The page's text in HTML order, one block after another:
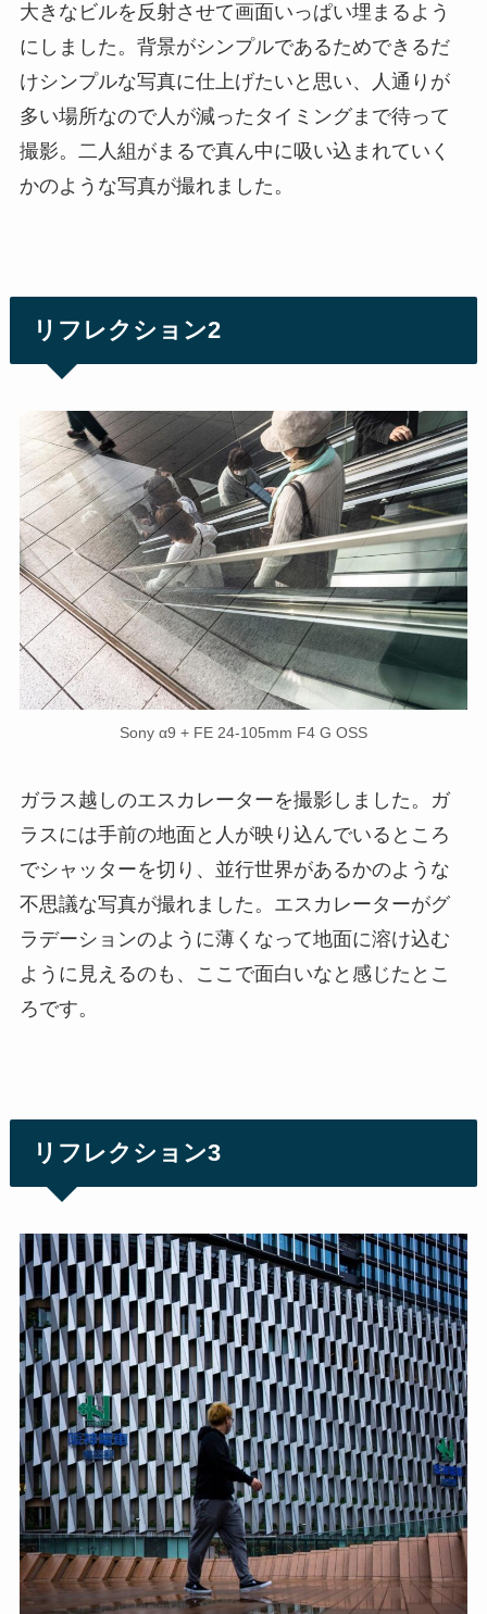
大きなビルを反射させて画面いっぱい埋まるよう
にしました。背景がシンプルであるためできるだ
けシンプルな写真に仕上げたいと思い、人通りが
多い場所なので人が減ったタイミングまで待って
撮影。二人組がまるで真ん中に吸い込まれていく
かのような写真が撮れました。
リフレクション2
Sony α9 + FE 24-105mm F4 G OSS
ガラス越しのエスカレーターを撮影しました。ガ
ラスには手前の地面と人が映り込んでいるところ
でシャッターを切り、並行世界があるかのような
不思議な写真が撮れました。エスカレーターがグ
ラデーションのように薄くなって地面に溶け込む
ように見えるのも、ここで面白いなと感じたとこ
ろです。
リフレクション3